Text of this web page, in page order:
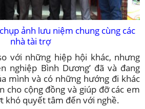
ảnh lưu niệm chung cùng các
nhà tài trợ
với những hiệp hội khác, nhưng
nghiệp Bình Dương’ đã và đang
mình và có những hướng đi khác
cho cộng đồng và giúp đỡ các em
khó quyết tâm đến với nghề.